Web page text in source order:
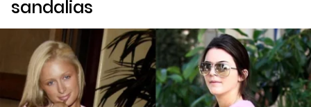
sandalias